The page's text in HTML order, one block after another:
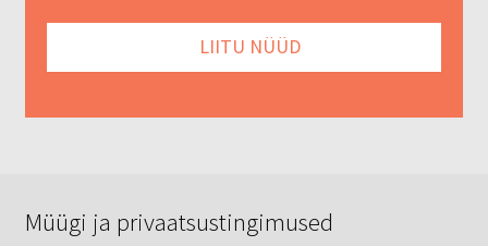
Müügi ja privaatsustingimused